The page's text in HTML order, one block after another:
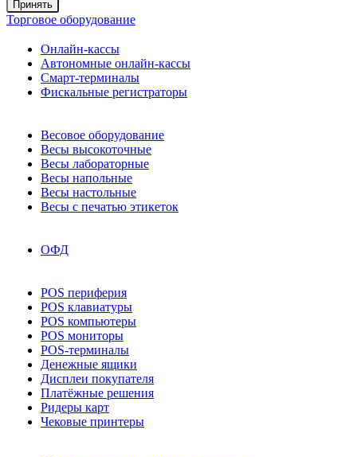
Принять
Торговое оборудование
Онлайн-кассы
Автономные онлайн-кассы
Смарт-терминалы
Фискальные регистраторы
Весовое оборудование
Весы высокоточные
Весы лабораторные
Весы напольные
Весы настольные
Весы с печатью этикеток
ОФД
POS периферия
POS клавиатуры
POS компьютеры
POS мониторы
POS-терминалы
Денежные ящики
Дисплеи покупателя
Платёжные решения
Ридеры карт
Чековые принтеры